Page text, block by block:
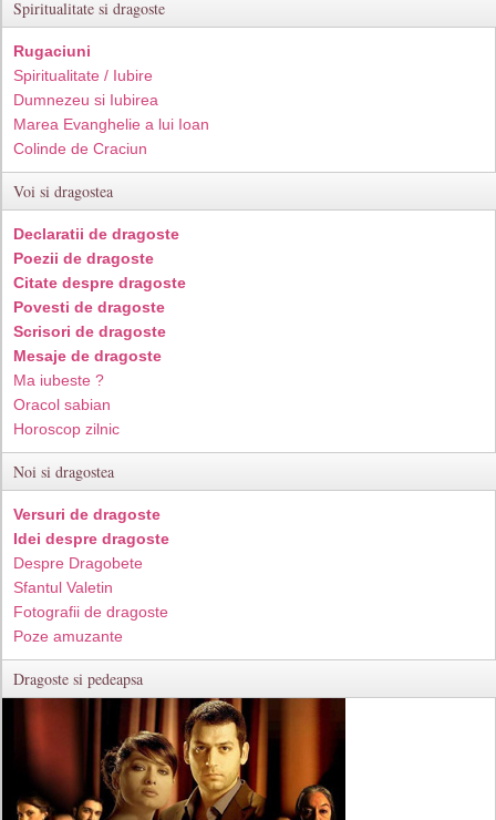
Spiritualitate si dragoste
Rugaciuni
Spiritualitate / Iubire
Dumnezeu si Iubirea
Marea Evanghelie a lui Ioan
Colinde de Craciun
Voi si dragostea
Declaratii de dragoste
Poezii de dragoste
Citate despre dragoste
Povesti de dragoste
Scrisori de dragoste
Mesaje de dragoste
Ma iubeste ?
Oracol sabian
Horoscop zilnic
Noi si dragostea
Versuri de dragoste
Idei despre dragoste
Despre Dragobete
Sfantul Valetin
Fotografii de dragoste
Poze amuzante
Dragoste si pedeapsa